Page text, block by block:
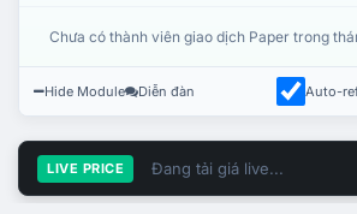
Chưa có thành viên giao dịch Paper trong
Hide Module Diễn đàn Auto-
LIVE PRICE Đang tải giá live...